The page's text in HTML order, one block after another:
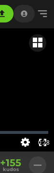
0:28
+155
kudos